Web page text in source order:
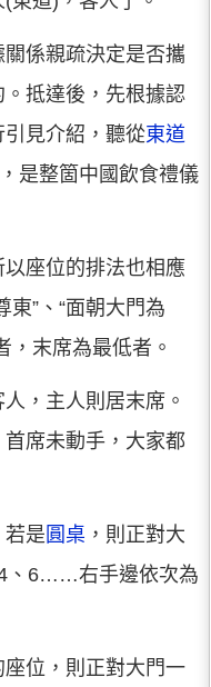
係親疏決定是否攜
抵達後，先根據認
見介紹，聽從東道
是整箇中國飲食禮儀
座位的排法也相應
東”、“面朝大門為
，末席為最低者。
，主人則居末席。
席未動手，大家都
若是圓桌 ，則正對大
、6……右手邊依次為
座位，則正對大門一